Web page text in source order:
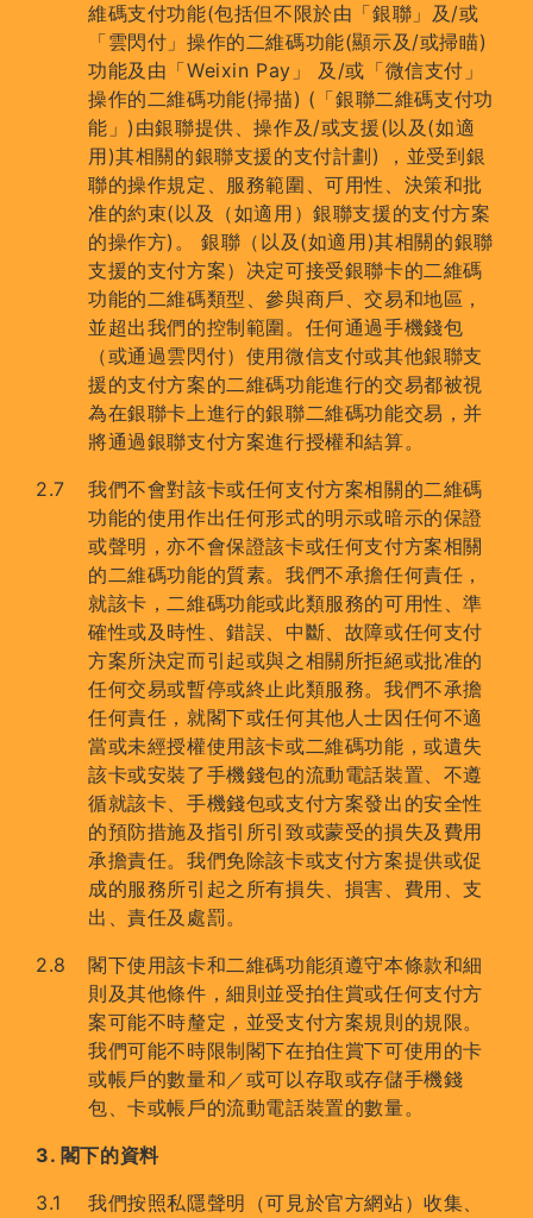
維碼支付功能(包括但不限於由「銀聯」及/或
「雲閃付」操作的二維碼功能(顯示及/或掃瞄)
功能及由「Weixin Pay」 及/或「微信支付」
操作的二維碼功能(掃描) (「銀聯二維碼支付功
能」)由銀聯提供、操作及/或支援(以及(如適
用)其相關的銀聯支援的支付計劃) ，並受到銀
聯的操作規定、服務範圍、可用性、決策和批
准的約束(以及（如適用）銀聯支援的支付方案
的操作方)。 銀聯（以及(如適用)其相關的銀聯
支援的支付方案）决定可接受銀聯卡的二維碼
功能的二維碼類型、參與商戶、交易和地區，
並超出我們的控制範圍。任何通過手機錢包
（或通過雲閃付）使用微信支付或其他銀聯支
援的支付方案的二維碼功能進行的交易都被視
為在銀聯卡上進行的銀聯二維碼功能交易，并
將通過銀聯支付方案進行授權和結算。
我們不會對該卡或任何支付方案相關的二維碼
功能的使用作出任何形式的明示或暗示的保證
或聲明，亦不會保證該卡或任何支付方案相關
的二維碼功能的質素。我們不承擔任何責任，
就該卡，二維碼功能或此類服務的可用性、準
確性或及時性、錯誤、中斷、故障或任何支付
方案所決定而引起或與之相關所拒絕或批准的
任何交易或暫停或終止此類服務。我們不承擔
任何責任，就閣下或任何其他人士因任何不適
當或未經授權使用該卡或二維碼功能，或遺失
該卡或安裝了手機錢包的流動電話裝置、不遵
循就該卡、手機錢包或支付方案發出的安全性
的預防措施及指引所引致或蒙受的損失及費用
承擔責任。我們免除該卡或支付方案提供或促
成的服務所引起之所有損失、損害、費用、支
出、責任及處罰。
閣下使用該卡和二維碼功能須遵守本條款和細
則及其他條件，細則並受拍住賞或任何支付方
案可能不時釐定，並受支付方案規則的規限。
我們可能不時限制閣下在拍住賞下可使用的卡
或帳戶的數量和／或可以存取或存儲手機錢
包、卡或帳戶的流動電話裝置的數量。
3. 閣下的資料
我們按照私隱聲明（可見於官方網站）收集、